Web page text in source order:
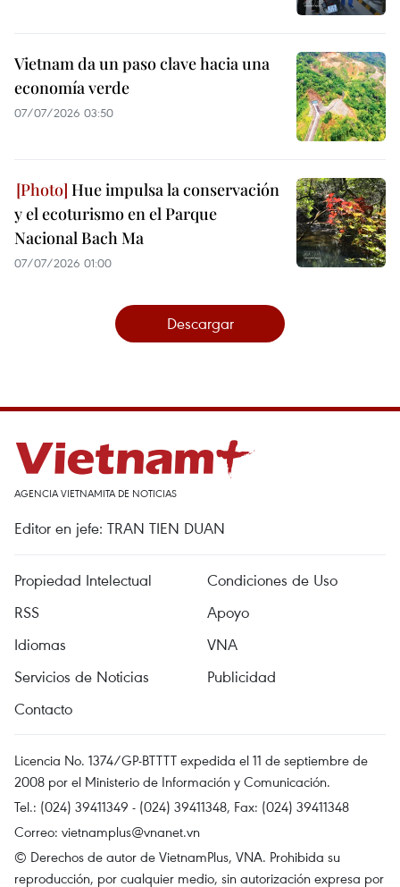
Vietnam da un paso clave hacia una
economía verde
07/07/2026 03:50
Hue impulsa la conservación
y el ecoturismo en el Parque
Nacional Bach Ma
07/07/2026 01:00
Descargar
AGENCIA VIETNAMITA DE NOTICIAS
Editor en jefe: TRAN TIEN DUAN
Propiedad Intelectual
Condiciones de Uso
RSS
Apoyo
Idiomas
VNA
Servicios de Noticias
Publicidad
Contacto
Licencia No. 1374/GP-BTTTT expedida el 11 de septiembre de
2008 por el Ministerio de Información y Comunicación.
Tel.: (024) 39411349 - (024) 39411348, Fax: (024) 39411348
Correo: vietnamplus@vnanet.vn
© Derechos de autor de VietnamPlus, VNA. Prohibida su
reproducción, por cualquier medio, sin autorización expresa por